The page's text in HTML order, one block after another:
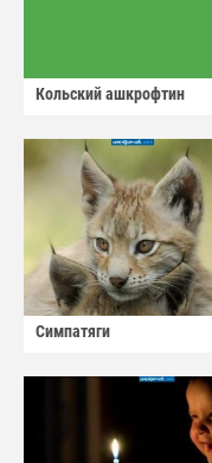
Кольский ашкрофтин
Симпатяги